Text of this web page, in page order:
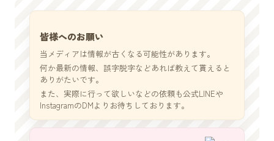
皆様へのお願い
当メディアは情報が古くなる可能性があります。
何か最新の情報、誤字脱字などあれば教えて貰えると
ありがたいです。
また、実際に行って欲しいなどの依頼も公式LINEや
InstagramのDMよりお待ちしております。